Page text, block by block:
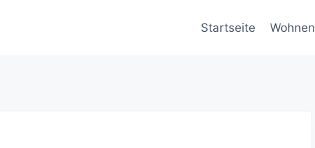
Startseite Wohnen